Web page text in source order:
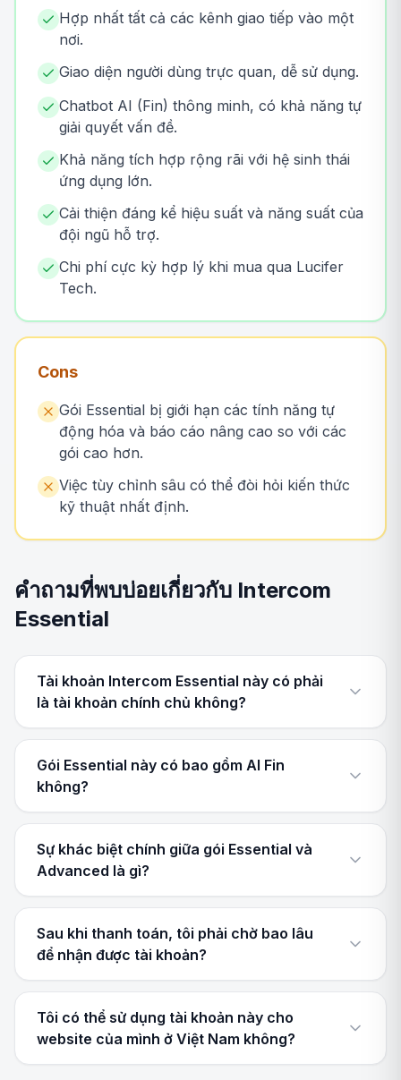
Hợp nhất tất cả các kênh giao tiếp vào một
nơi.
Giao diện người dùng trực quan, dễ sử dụng.
Chatbot AI (Fin) thông minh, có khả năng tự
giải quyết vấn đề.
Khả năng tích hợp rộng rãi với hệ sinh thái
ứng dụng lớn.
Cải thiện đáng kể hiệu suất và năng suất của
đội ngũ hỗ trợ.
Chi phí cực kỳ hợp lý khi mua qua Lucifer
Tech.
Cons
Gói Essential bị giới hạn các tính năng tự
động hóa và báo cáo nâng cao so với các
gói cao hơn.
Việc tùy chỉnh sâu có thể đòi hỏi kiến thức
kỹ thuật nhất định.
คำถามที่พบบ่อยเกี่ยวกับ Intercom
Essential
Tài khoản Intercom Essential này có phải
là tài khoản chính chủ không?
Gói Essential này có bao gồm AI Fin
không?
Sự khác biệt chính giữa gói Essential và
Advanced là gì?
Sau khi thanh toán, tôi phải chờ bao lâu
để nhận được tài khoản?
Tôi có thể sử dụng tài khoản này cho
website của mình ở Việt Nam không?